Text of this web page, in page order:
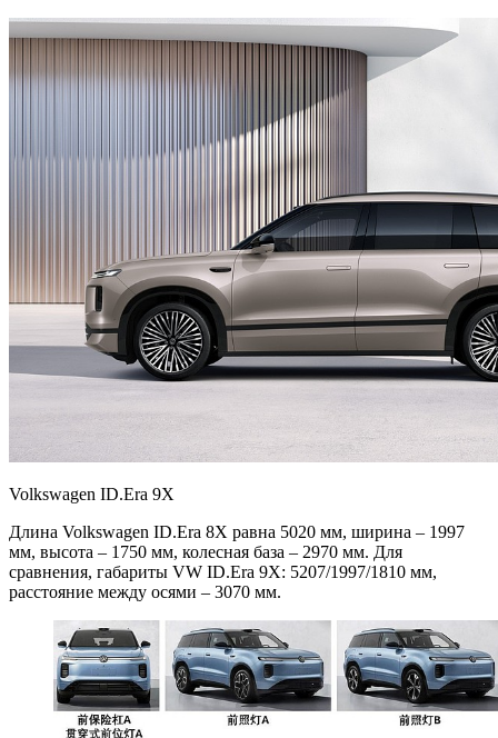
Volkswagen ID.Era 9X
Длина Volkswagen ID.Era 8X равна 5020 мм, ширина – 1997
мм, высота – 1750 мм, колесная база – 2970 мм. Для
сравнения, габариты VW ID.Era 9X: 5207/1997/1810 мм,
расстояние между осями – 3070 мм.